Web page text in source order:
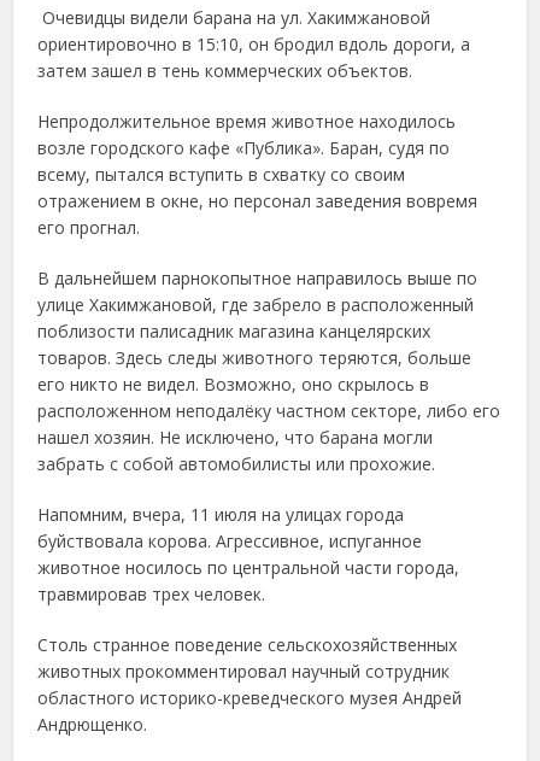
Очевидцы видели барана на ул. Хакимжановой
ориентировочно в 15:10, он бродил вдоль дороги, а
затем зашел в тень коммерческих объектов.
Непродолжительное время животное находилось
возле городского кафе «Публика». Баран, судя по
всему, пытался вступить в схватку со своим
отражением в окне, но персонал заведения вовремя
его прогнал.
В дальнейшем парнокопытное направилось выше по
улице Хакимжановой, где забрело в расположенный
поблизости палисадник магазина канцелярских
товаров. Здесь следы животного теряются, больше
его никто не видел. Возможно, оно скрылось в
расположенном неподалёку частном секторе, либо его
нашел хозяин. Не исключено, что барана могли
забрать с собой автомобилисты или прохожие.
Напомним, вчера, 11 июля на улицах города
буйствовала корова. Агрессивное, испуганное
животное носилось по центральной части города,
травмировав трех человек.
Столь странное поведение сельскохозяйственных
животных прокомментировал научный сотрудник
областного историко-креведческого музея Андрей
Андрющенко.